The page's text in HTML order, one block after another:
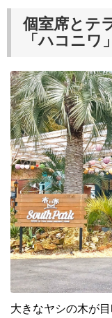
個室席とテ
「ハコニワ」
大きなヤシの木が